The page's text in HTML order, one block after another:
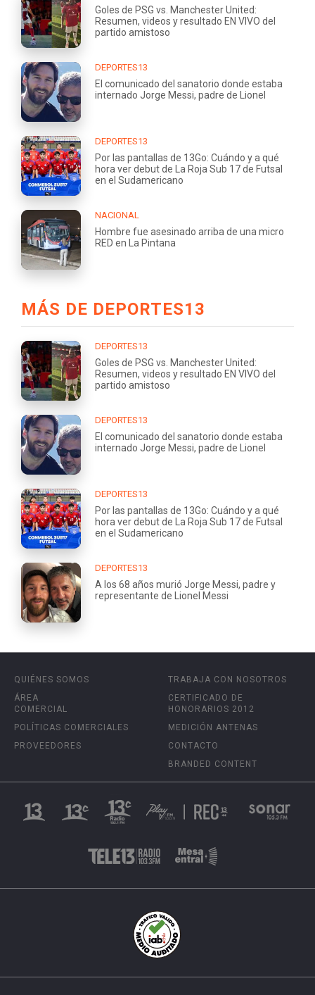
Goles de PSG vs. Manchester United:
Resumen, videos y resultado EN VIVO del
partido amistoso
DEPORTES13
El comunicado del sanatorio donde estaba
internado Jorge Messi, padre de Lionel
DEPORTES13
Por las pantallas de 13Go: Cuándo y a qué
hora ver debut de La Roja Sub 17 de Futsal
en el Sudamericano
NACIONAL
Hombre fue asesinado arriba de una micro
RED en La Pintana
MÁS DE DEPORTES13
DEPORTES13
Goles de PSG vs. Manchester United:
Resumen, videos y resultado EN VIVO del
partido amistoso
DEPORTES13
El comunicado del sanatorio donde estaba
internado Jorge Messi, padre de Lionel
DEPORTES13
Por las pantallas de 13Go: Cuándo y a qué
hora ver debut de La Roja Sub 17 de Futsal
en el Sudamericano
DEPORTES13
A los 68 años murió Jorge Messi, padre y
representante de Lionel Messi
QUIÉNES SOMOS
ÁREA
COMERCIAL
POLÍTICAS COMERCIALES
PROVEEDORES
TRABAJA CON NOSOTROS
CERTIFICADO DE
HONORARIOS 2012
MEDICIÓN ANTENAS
CONTACTO
BRANDED CONTENT